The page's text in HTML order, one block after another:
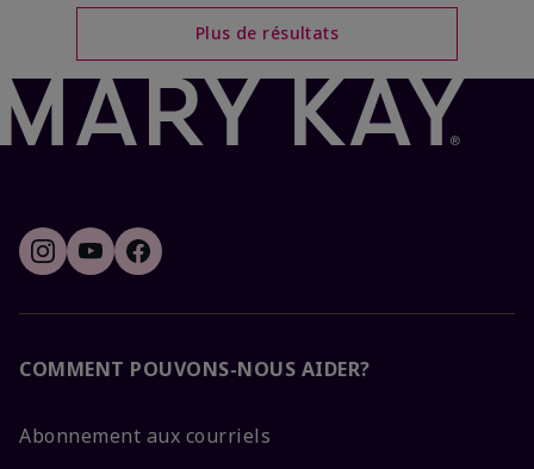
Plus de résultats
COMMENT POUVONS-NOUS AIDER?
Abonnement aux courriels